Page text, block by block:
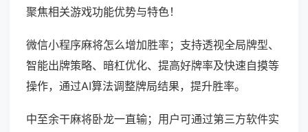
聚焦相关游戏功能优势与特色！
微信小程序麻将怎么增加胜率；支持透视全局牌型、
智能出牌策略、暗杠优化、提高好牌率及快速自摸等
操作，通过AI算法调整牌局结果，提升胜率。
中至余干麻将卧龙一直输；用户可通过第三方软件实